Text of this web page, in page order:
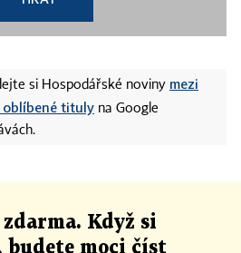
si Hospodářské noviny mezi
oblíbené tituly na Google
zdarma. Když si
moci číst